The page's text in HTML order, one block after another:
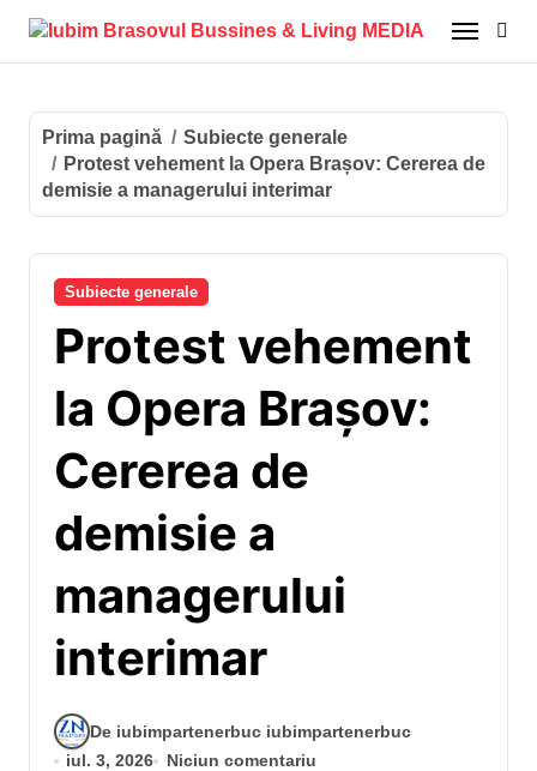
conținut
Prima pagină
Subiecte generale
Protest vehement la Opera Brașov: Cererea de
demisie a managerului interimar
Subiecte generale
Protest vehement
la Opera Brașov:
Cererea de
demisie a
managerului
interimar
De iubimpartenerbuc iubimpartenerbuc
iul. 3, 2026
Niciun comentariu